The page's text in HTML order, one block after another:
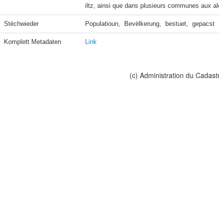
iltz, ainsi que dans plusieurs communes aux
Stëchwieder Populatioun,  Bevëlkerung,  bestuet,  gepacst
Komplett Metadaten Link
(c) Administration du